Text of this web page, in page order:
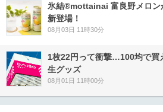
氷結®mottainai 富良野メロン
新登場！
08月03日 11時30分
1枚22円って衝撃…100均で買
生グッズ
08月01日 11時00分